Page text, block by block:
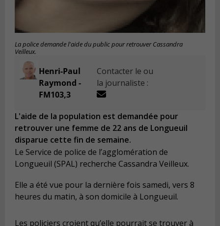
La police demande l'aide du public pour retrouver Cassandra
Veilleux.
Henri-Paul
Raymond -
FM103,3
Contacter le ou
la journaliste :
L'aide de la population est demandée pour
retrouver une femme de 22 ans de Longueuil
disparue cette fin de semaine.
Le Service de police de l’agglomération de
Longueuil (SPAL) recherche Cassandra Veilleux.
Elle a été vue pour la dernière fois samedi, vers 8
heures du matin, à son domicile à Longueuil.
Les policiers croient qu’elle pourrait se trouver à